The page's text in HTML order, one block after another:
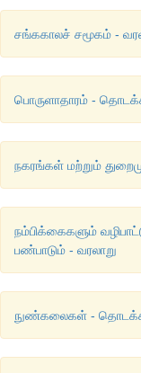
சங்ககாலச் சமூகம் -
பொருளாதாரம் -
நகரங்கள் மற்றும்
நம்பிக்கைகளும்
பண்பாடும் - வரலாறு
நுண்கலைகள் -